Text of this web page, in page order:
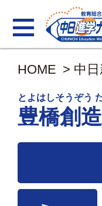
HOME > 中
とよはしそうぞ
豊橋創